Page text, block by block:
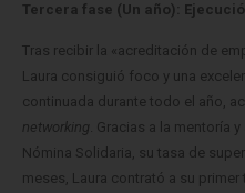
Tercera fase (Un año):
Tras recibir la «acreditación de
Laura consiguió foco y una
continuada durante todo el año,
networking . Gracias a la mentoría
Nómina Solidaria, su tasa de
meses, Laura contrató a su